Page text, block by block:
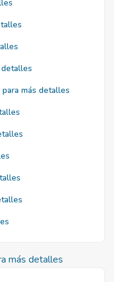
detalles
más detalles
más detalles